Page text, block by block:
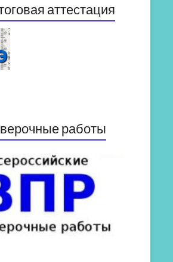
аттестация
работы